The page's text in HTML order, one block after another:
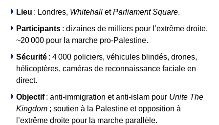
Lieu : Londres, Whitehall etParliament Square.
Participants : dizaines de milliers pour l’extrême droite,
~20 000 pour la marche pro‑Palestine.
Sécurité : 4 000 policiers, véhicules blindés, drones,
hélicoptères, caméras de reconnaissance faciale en
direct.
Objectif: anti‑immigration et anti‑islam pour Unite The
Kingdom ; soutien à la Palestine et opposition à
l’extrême droite pour la marche parallèle.